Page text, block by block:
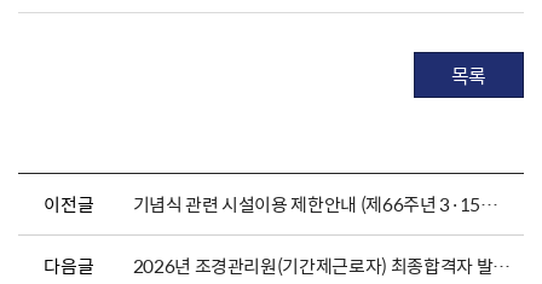
목록
이전글 기념식 관련 시설이용 제한안내 (제66주년 3·15의거 추모제 &기념식)
다음글 2026년 조경관리원(기간제근로자) 최종합격자 발표 및 채용서류 제출 안내